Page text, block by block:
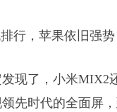
现了，小米MIX2
先时代的全面屏